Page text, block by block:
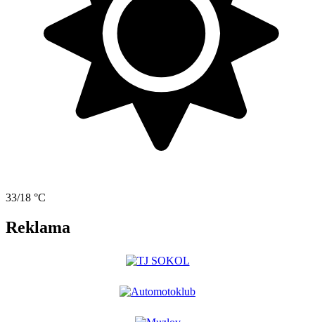
33/18 °C
Reklama